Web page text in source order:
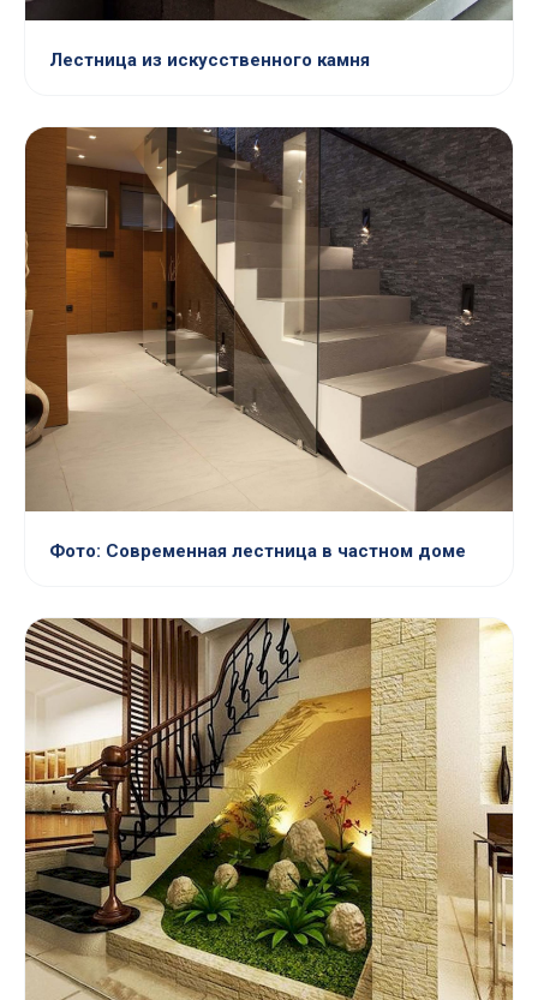
Лестница из искусственного камня
Фото: Современная лестница в частном доме